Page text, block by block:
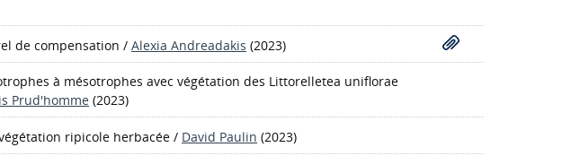
de compensation / Alexia Andreadakis (2023)
à mésotrophes avec végétation des Littorelletea uniflorae
Prud'homme (2023)
ripicole herbacée / David Paulin (2023)